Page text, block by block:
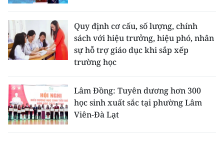
Quy định cơ cấu, số lượng, chính
sách với hiệu trưởng, hiệu phó, nhân
sự hỗ trợ giáo dục khi sắp xếp
trường học
Lâm Đồng: Tuyên dương hơn 300
học sinh xuất sắc tại phường Lâm
Viên-Đà Lạt